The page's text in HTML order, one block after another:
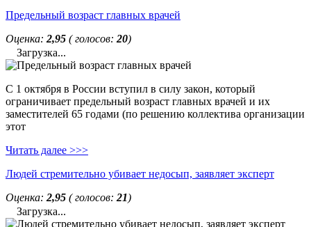
Предельный возраст главных врачей
Оценка: 2,95 ( голосов: 20)
Загрузка...
С 1 октября в России вступил в силу закон, который
ограничивает предельный возраст главных врачей и их
заместителей 65 годами (по решению коллектива организации
этот
Читать далее >>>
Людей стремительно убивает недосып, заявляет эксперт
Оценка: 2,95 ( голосов: 21)
Загрузка...